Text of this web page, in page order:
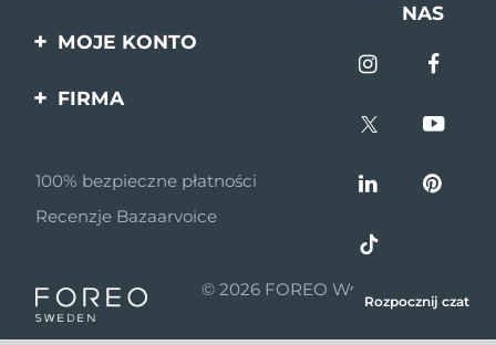
Kontakt
NAS
MOJE KONTO
FIRMA
Program partnerski
Wiadomości
MYSA
Dystrybutorzy
100% bezpieczne płatności
Recenzje Bazaarvoice
© 2026 FOREO Wszelkie prawa
zastrzeżone
Rozpocznij czat